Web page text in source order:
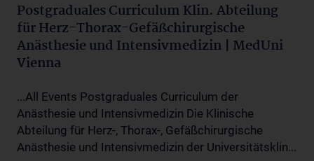
Postgraduales Curriculum Klin. Abteilung
für Herz-Thorax-Gefäßchirurgische
Anästhesie und Intensivmedizin | MedUni
Vienna
...All Events Postgraduales Curriculum der
Anästhesie und Intensivmedizin Die Klinische
Abteilung für Herz-, Thorax-, Gefäßchirurgische
Anästhesie und Intensivmedizin der Universitätsklin...